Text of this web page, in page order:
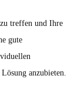
treffen und Ihre
gute
anzubieten.